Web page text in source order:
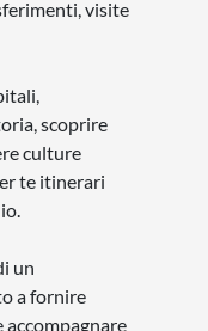
Lofoten -
- Capo Nord -
DI PIÙ